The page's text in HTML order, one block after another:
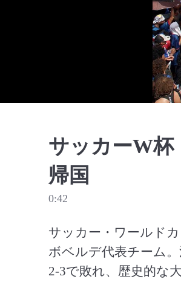
サッカーW
帰国
0:42
サッカー・ワールド
ボベルデ代表チーム
2-3で敗れ、歴史的な